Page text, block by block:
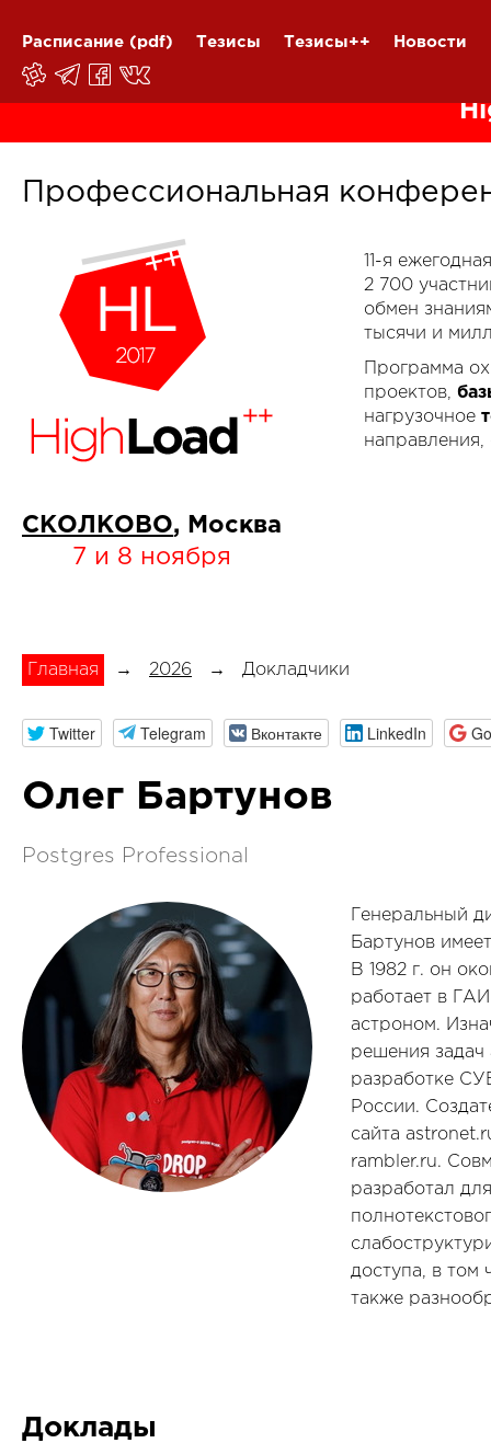
Расписание (pdf) Тезисы Тезисы++ Новости
Профессиональная
СКОЛКОВО, Москва
7 и 8 ноября
11-я
2 700
обмен
тысячи и
Программа
проектов,
нагрузочное
Главная → 2026 → Докладчики
Twitter Telegram Вконтакте LinkedIn
Олег Бартунов
Postgres Professional
Генеральный
Бартунов
В 1982 г. он
работает в
астроном.
решения задач
разработке
России.
сайта
rambler.ru.
разработал
доступа, в том
также
Доклады